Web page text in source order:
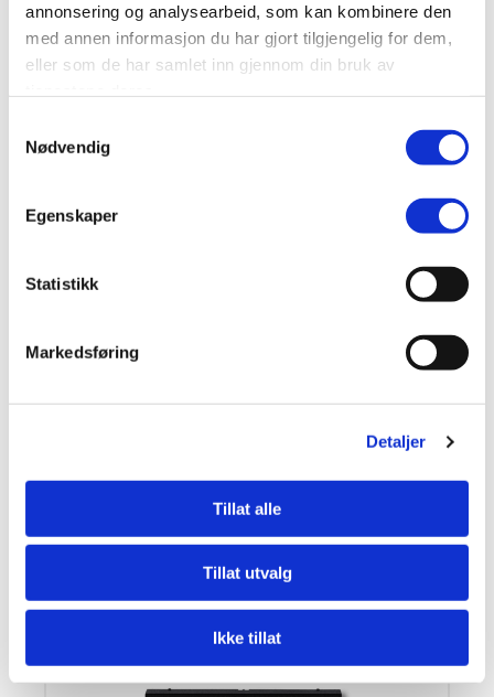
annonsering og analysearbeid, som kan kombinere den
med annen informasjon du har gjort tilgjengelig for dem,
eller som de har samlet inn gjennom din bruk av
Nødvendig
Egenskaper
Statistikk
Markedsføring
Detaljer
Tillat alle
Tillat utvalg
Ikke tillat
‘- Futteral i svartlakkert aluminium.
– Front i polykarbonat.
– Lysdioder finnes i rødt, grønt eller gult.
– Innebygd dimmer.
– Lumex 5, Lumex 7 og Lumex 12
– Lumex 15, Lumex 19, Lumex 25, Lumex 30 og
Lumex 45.
Les mer